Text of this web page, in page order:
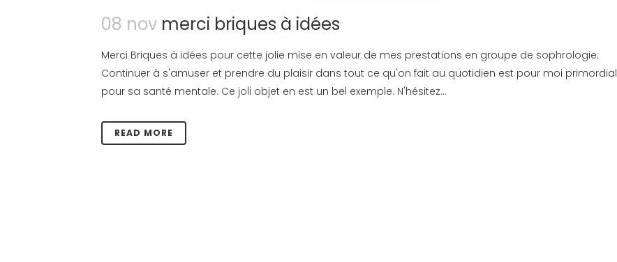
08 nov merci briques à idées
Merci Briques à idées pour cette jolie mise en valeur de mes prestations en groupe de sophrologie.
Continuer à s'amuser et prendre du plaisir dans tout ce qu'on fait au quotidien est pour moi primordial
pour sa santé mentale. Ce joli objet en est un bel exemple. N'hésitez...
READ MORE